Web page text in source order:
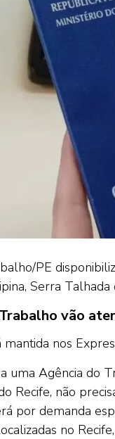
PE
Serra
vão
nos
uma Agência do
Recife, não
por demanda
no